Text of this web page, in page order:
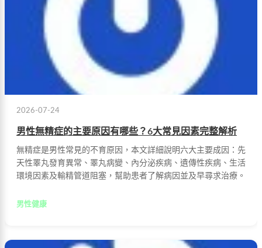
2026-07-24
男性無精症的主要原因有哪些？6大常見因素完整解析
無精症是男性常見的不育原因，本文詳細說明六大主要成因：先
天性睪丸發育異常、睪丸病變、內分泌疾病、遺傳性疾病、生活
環境因素及輸精管道阻塞，幫助患者了解病因並及早尋求治療。
男性健康